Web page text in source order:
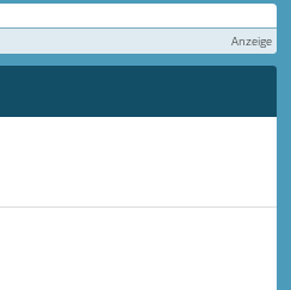
Anzeige